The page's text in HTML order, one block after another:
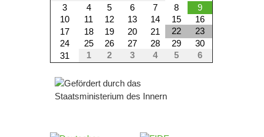
3
4 5 6 7 8
9
10
11 12 13 14 15
16
17
18 19 20 21 22
23
24
25 26 27 28 29
30
31
1 2 3 4 5 6